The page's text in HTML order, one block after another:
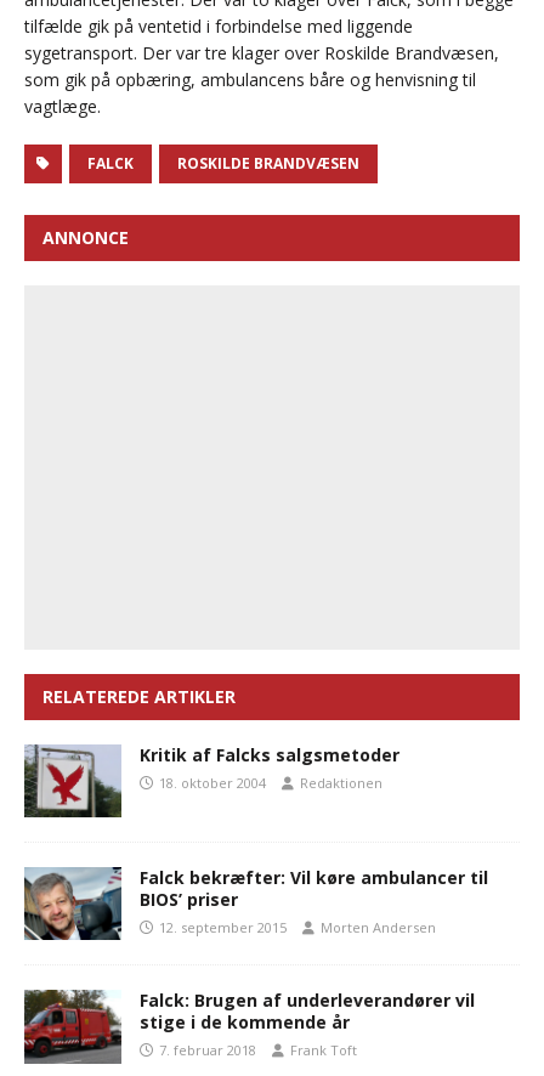
tilfælde gik på ventetid i forbindelse med liggende
sygetransport. Der var tre klager over Roskilde Brandvæsen,
som gik på opbæring, ambulancens båre og henvisning til
vagtlæge.
FALCK ROSKILDE BRANDVÆSEN
ANNONCE
RELATEREDE ARTIKLER
Kritik af Falcks salgsmetoder
18. oktober 2004 Redaktionen
Falck bekræfter: Vil køre ambulancer til
BIOS’ priser
12. september 2015 Morten Andersen
Falck: Brugen af underleverandører vil
stige i de kommende år
7. februar 2018 Frank Toft